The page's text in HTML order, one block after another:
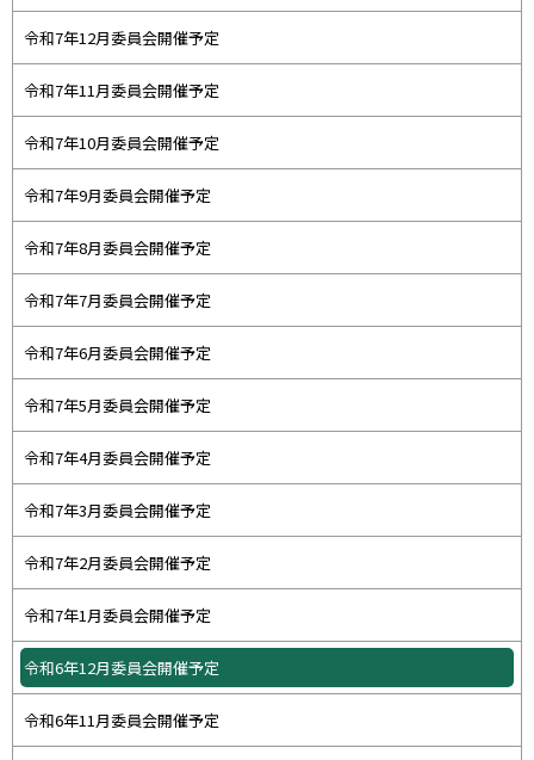
令和7年12月委員会開催予定
令和7年11月委員会開催予定
令和7年10月委員会開催予定
令和7年9月委員会開催予定
令和7年8月委員会開催予定
令和7年7月委員会開催予定
令和7年6月委員会開催予定
令和7年5月委員会開催予定
令和7年4月委員会開催予定
令和7年3月委員会開催予定
令和7年2月委員会開催予定
令和7年1月委員会開催予定
令和6年12月委員会開催予定
令和6年11月委員会開催予定